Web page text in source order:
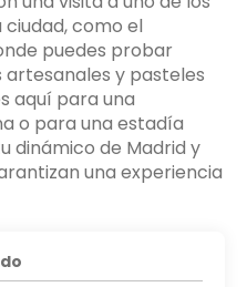
como el
puedes probar
y pasteles
aquí para una
o para una estadía
dinámico de Madrid y
una experiencia